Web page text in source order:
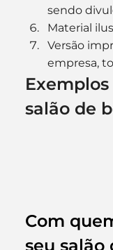
sendo
Material
Versão
empresa,
salão de
Com
seu salão